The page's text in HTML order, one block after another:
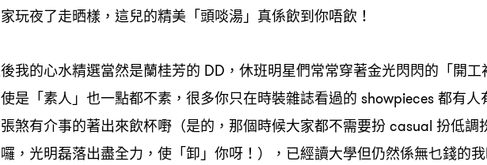
玩夜了走晒樣 ， 這兒的精美「頭啖湯」真係飲到你唔飲 ！
我的心水精選當然是蘭桂芳的 DD， 休班明星們常常穿著金光閃閃的「開
是「素人」也一點都不素 ， 很多你只在時裝雜誌看過的 showpieces都有人
煞有介事的著出來飲杯嘢 （是的 ， 那個時候大家都不需要扮casual 扮低調
， 光明磊落出盡全力 ， 使「卸」你呀 ！）， 已經讀大學但仍然係無乜錢的